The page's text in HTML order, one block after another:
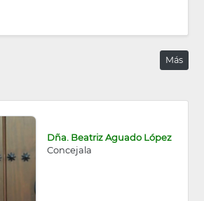
Dña. Beatriz Aguado López
Concejala
Más